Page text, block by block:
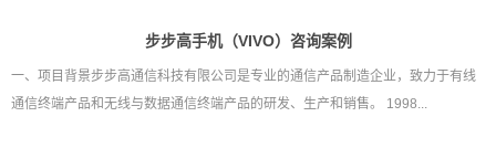
步步高手机（VIVO）咨询案例
一、项目背景步步高通信科技有限公司是专业的通信产品制造企业，致力于有线
通信终端产品和无线与数据通信终端产品的研发、生产和销售。 1998...